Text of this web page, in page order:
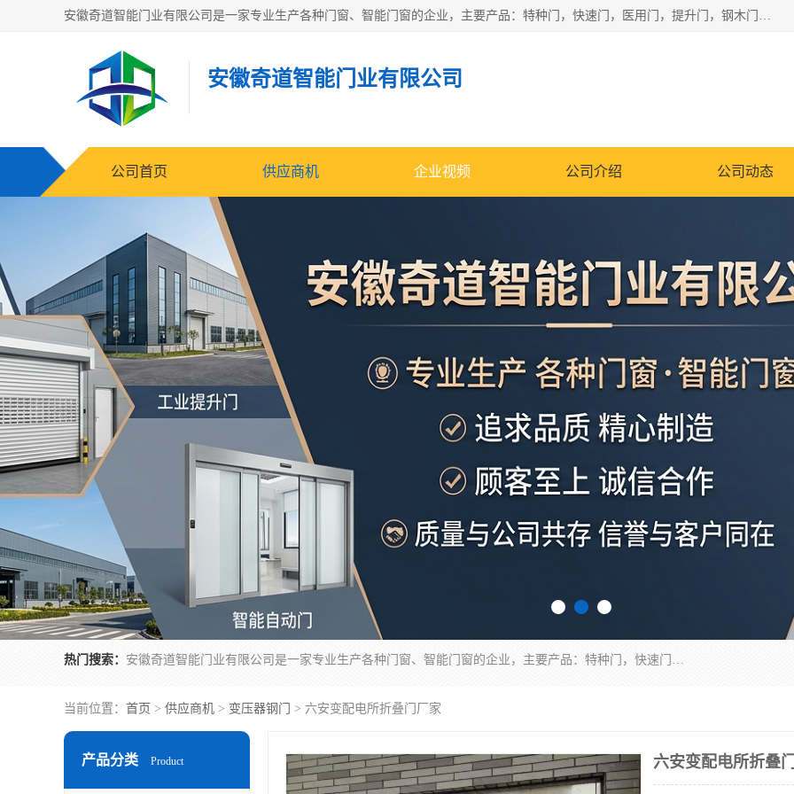
安徽奇道智能门业有限公司是一家专业生产各种门窗、智能门窗的企业，主要产品：特种门，快速门，医用门，提升门，钢木门，智能道闸，钢大门，平移门，卷帘门，保温门，钢制自由门，防火门等，欢迎前来咨询采购。
安徽奇道智能门业有限公司
公司首页 供应商机 企业视频 公司介绍 公司动态
热门搜索： 安徽奇道智能门业有限公司是一家专业生产各种门窗、智能门窗的企业，主要产品：特种门，快速门，医用门，提升门，钢木门，智能道闸，钢大门，平移门，卷帘门，保温门，钢制自由门，防火门等，欢迎前来咨询采购。
当前位置： 首页 > 供应商机 > 变压器钢门 > 六安变配电所折叠门厂家
产品分类 Product 六安变配电所折叠